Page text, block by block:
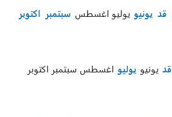
قد يونيو يوليو اغسطس سبتمبر اكتوبر
قد يونيو يوليو اغسطس سبتمبر اكتوبر